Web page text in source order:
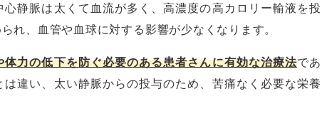
静脈は太くて血流が多く、高濃度の高カロリー輸液を投
れ、血管や血球に対する影響が少なくなります。
力の低下を防ぐ必要のある患者さんに有効な治療法であ
違い、太い静脈からの投与のため、苦痛なく必要な栄養